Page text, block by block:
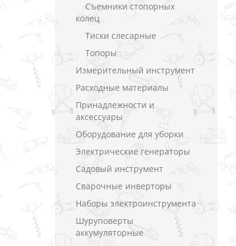
Съемники стопорных
колец
Тиски слесарные
Топоры
Измерительный инструмент
Расходные материалы
Принадлежности и
аксессуары
Оборудование для уборки
Электрические генераторы
Садовый инструмент
Сварочные инверторы
Наборы электроинструмента
Шуруповерты
аккумуляторные
СКИДКА